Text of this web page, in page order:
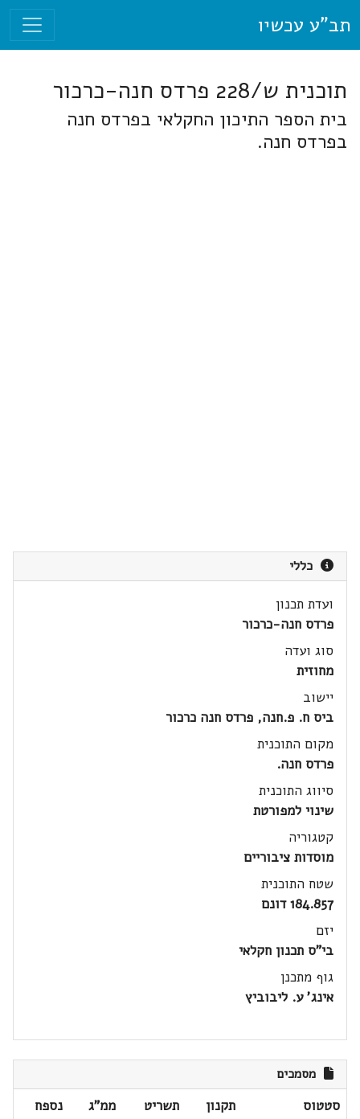
תב"ע עכשיו
תוכנית ש/228 פרדס חנה-כרכור
בית הספר התיכון החקלאי בפרדס חנה
בפרדס חנה.
כללי
ועדת תכנון
פרדס חנה-כרכור
סוג ועדה
מחוזית
יישוב
ביס ח. פ.חנה, פרדס חנה כרכור
מקום התוכנית
פרדס חנה.
סיווג התוכנית
שינוי למפורטת
קטגוריה
מוסדות ציבוריים
שטח התוכנית
184.857 דונם
יזם
בי"ס תכנון חקלאי
גוף מתכנן
אינג' ע. ליבוביץ
מסמכים
סטטוס תקנון תשריט ממ"ג
נספח